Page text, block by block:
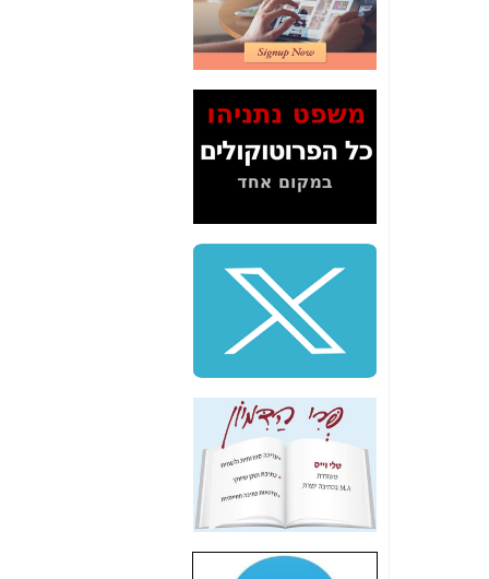
2" על תעלולי השר
משה כחלון -כאן
הסלולר" ואיך מסרסים
את הנתונים לציבור -
כאן
סיכום ביקור בסיליקון
שלמה פילבר (עד
לאחרונה מנכ"ל משרד
התקשורת) - עד
מדינה? הצחקתם
"יש אפליה בחקירה"?
חשיפה: למה השר
משה כחלון לא נחקר
עד היום? -
כאן
הדומה לזו של "תיק
4000" אך בתחום
הסלולר -